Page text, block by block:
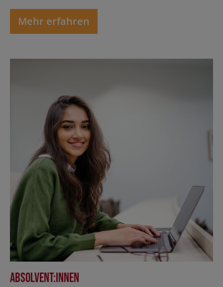
Mehr erfahren
Absolvent:innen